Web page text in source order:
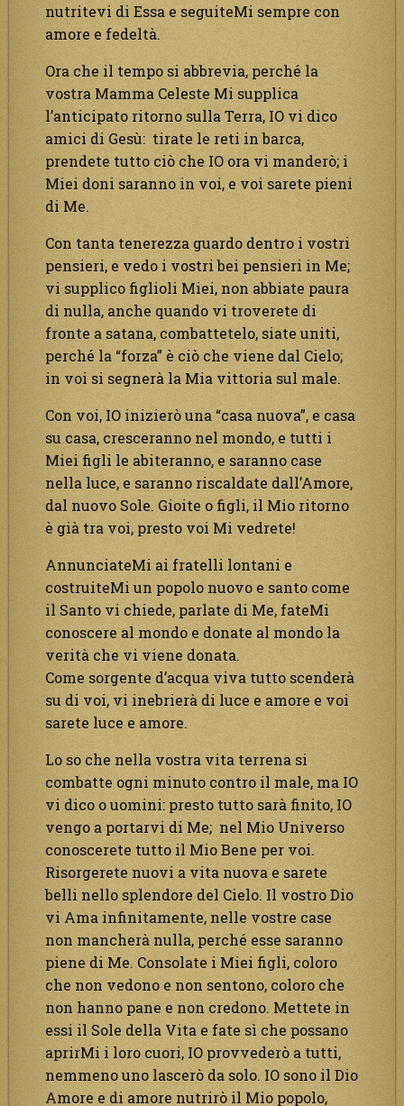
nutritevi di Essa e seguiteMi sempre con
amore e fedeltà.
Ora che il tempo si abbrevia, perché la
vostra Mamma Celeste Mi supplica
l’anticipato ritorno sulla Terra, IO vi dico
amici di Gesù: tirate le reti in barca,
prendete tutto ciò che IO ora vi manderò; i
Miei doni saranno in voi, e voi sarete pieni
di Me.
Con tanta tenerezza guardo dentro i vostri
pensieri, e vedo i vostri bei pensieri in Me;
vi supplico figlioli Miei, non abbiate paura
di nulla, anche quando vi troverete di
fronte a satana, combattetelo, siate uniti,
perché la “forza” è ciò che viene dal Cielo;
in voi si segnerà la Mia vittoria sul male.
Con voi, IO inizierò una “casa nuova”, e casa
su casa, cresceranno nel mondo, e tutti i
Miei figli le abiteranno, e saranno case
nella luce, e saranno riscaldate dall’Amore,
dal nuovo Sole. Gioite o figli, il Mio ritorno
è già tra voi, presto voi Mi vedrete!
AnnunciateMi ai fratelli lontani e
costruiteMi un popolo nuovo e santo come
il Santo vi chiede, parlate di Me, fateMi
conoscere al mondo e donate al mondo la
verità che vi viene donata.
Come sorgente d’acqua viva tutto scenderà
su di voi, vi inebrierà di luce e amore e voi
sarete luce e amore.
Lo so che nella vostra vita terrena si
combatte ogni minuto contro il male, ma IO
vi dico o uomini: presto tutto sarà finito, IO
vengo a portarvi di Me; nel Mio Universo
conoscerete tutto il Mio Bene per voi.
Risorgerete nuovi a vita nuova e sarete
belli nello splendore del Cielo. Il vostro Dio
vi Ama infinitamente, nelle vostre case
non mancherà nulla, perché esse saranno
piene di Me. Consolate i Miei figli, coloro
che non vedono e non sentono, coloro che
non hanno pane e non credono. Mettete in
essi il Sole della Vita e fate sì che possano
aprirMi i loro cuori, IO provvederò a tutti,
nemmeno uno lascerò da solo. IO sono il Dio
Amore e di amore nutrirò il Mio popolo,